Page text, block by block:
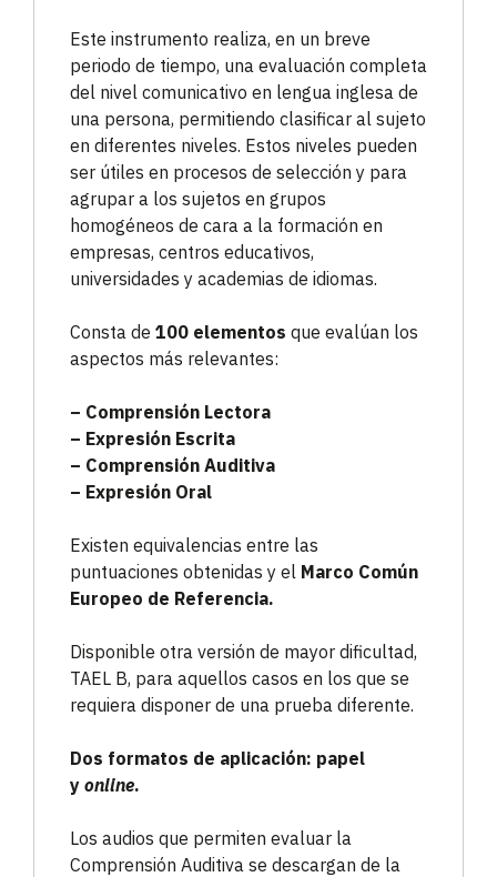
Este instrumento realiza, en un breve
periodo de tiempo, una evaluación completa
del nivel comunicativo en lengua inglesa de
una persona, permitiendo clasificar al sujeto
en diferentes niveles. Estos niveles pueden
ser útiles en procesos de selección y para
agrupar a los sujetos en grupos
homogéneos de cara a la formación en
empresas, centros educativos,
universidades y academias de idiomas.
Consta de 100 elementos que evalúan los
aspectos más relevantes:
– Comprensión Lectora
– Expresión Escrita
– Comprensión Auditiva
– Expresión Oral
Existen equivalencias entre las
puntuaciones obtenidas y el Marco Común
Europeo de Referencia.
Disponible otra versión de mayor dificultad,
TAEL B, para aquellos casos en los que se
requiera disponer de una prueba diferente.
Dos formatos de aplicación: papel
y online.
Los audios que permiten evaluar la
Comprensión Auditiva se descargan de la